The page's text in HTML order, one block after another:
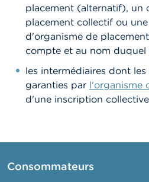
placement (alternatif), un
placement collectif ou
d'organisme de
compte et au nom duquel
les intermédiaires dont
garanties par l'organisme
d'une inscription
Consommateurs